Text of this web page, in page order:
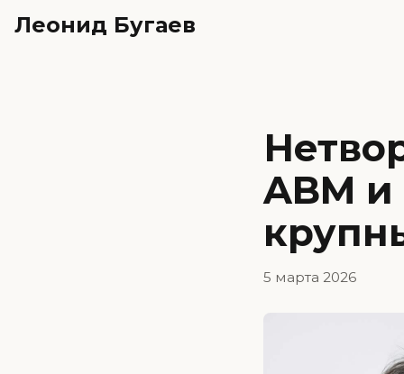
Леонид Бугаев
ABM
5 марта 2026